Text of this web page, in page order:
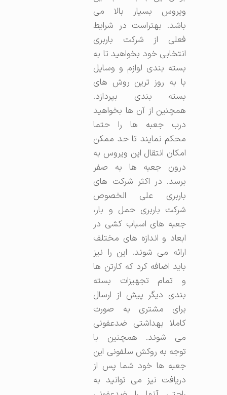
ویروس بسیار بالا می
باشد. بهتراست در شرایط
فعلی از شرکت باربری
انتخابی خود بخواهید تا به
بسته بندی لوازم و وسایل
با به روز ترین روش های
بسته بندی بپردازد.
همچنین از آن ها بخواهید
درب جعبه ها را حتما
محکم نمایند تا حد ممکن
امکان انتقال این ویروس به
درون جعبه ها به صفر
برسد. در اکثر شرکت های
باربری علی الخصوص
شرکت باربری حمل و بار،
جعبه های اسباب کشی در
ابعاد و اندازه های مختلف
ارائه می شوند. این را نیز
باید اضافه کرد که کارتن ها
و تمام تجهیزات بسته
بندی دیگر پیش از ارسال
برای مشتری به صورت
کاملا بهداشتی ضدعفونی
می شوند. همچنین با
توجه به روکش سلفونی این
جعبه ها خود شما پس از
دریافت نیز می توانید به